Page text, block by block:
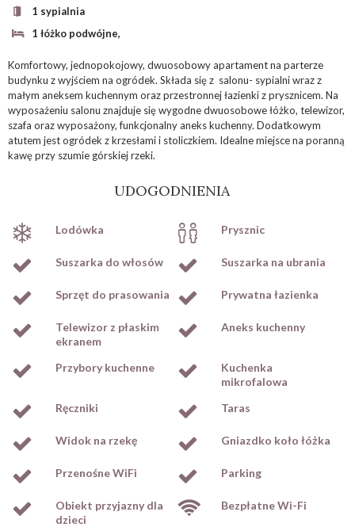
1 sypialnia
1 łóżko podwójne,
Komfortowy, jednopokojowy, dwuosobowy apartament na parterze
budynku z wyjściem na ogródek. Składa się z salonu- sypialni wraz z
małym aneksem kuchennym oraz przestronnej łazienki z prysznicem. Na
wyposażeniu salonu znajduje się wygodne dwuosobowe łóżko, telewizor,
szafa oraz wyposażony, funkcjonalny aneks kuchenny. Dodatkowym
atutem jest ogródek z krzesłami i stoliczkiem. Idealne miejsce na poranną
kawę przy szumie górskiej rzeki.
UDOGODNIENIA
Lodówka Prysznic
Suszarka do włosów Suszarka na ubrania
Sprzęt do prasowania Prywatna łazienka
Telewizor z płaskim
ekranem
Aneks kuchenny
Przybory kuchenne
Kuchenka
mikrofalowa
Ręczniki
Taras
Widok na rzekę Gniazdko koło łóżka
Przenośne WiFi Parking
Obiekt przyjazny dla
dzieci
Bezpłatne Wi-Fi